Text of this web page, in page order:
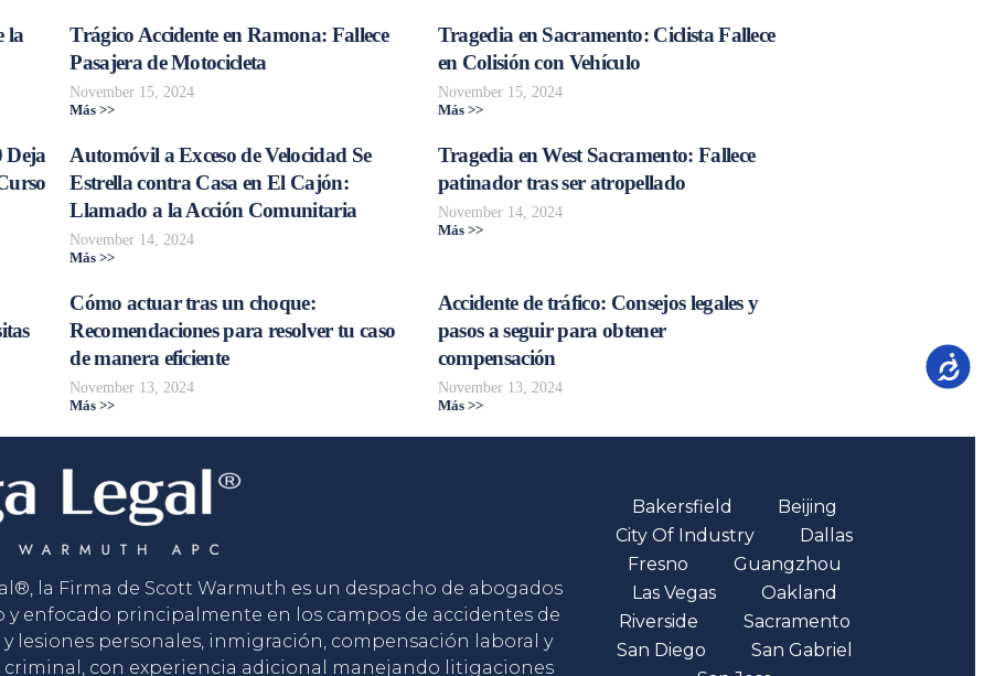
la
Trágico Accidente en Ramona: Fallece
Pasajera de Motocicleta
November 15, 2024
Más >>
Tragedia en Sacramento: Ciclista Fallece
en Colisión con Vehículo
November 15, 2024
Más >>
Deja
Automóvil a Exceso de Velocidad Se
Estrella contra Casa en El Cajón:
Llamado a la Acción Comunitaria
November 14, 2024
Más >>
Tragedia en West Sacramento: Fallece
patinador tras ser atropellado
November 14, 2024
Más >>
Cómo actuar tras un choque:
Recomendaciones para resolver tu caso
de manera eficiente
November 13, 2024
Más >>
Accidente de tráfico: Consejos legales y
pasos a seguir para obtener
compensación
November 13, 2024
Más >>
la Firma de Scott Warmuth es un despacho de abogados
y enfocado principalmente en los campos de accidentes de
lesiones personales, inmigración, compensación laboral y
criminal, con experiencia adicional manejando litigaciones
Bakersfield
Beijing
City Of Industry
Dallas
Fresno
Guangzhou
Las Vegas
Oakland
Riverside
Sacramento
San Diego
San Gabriel